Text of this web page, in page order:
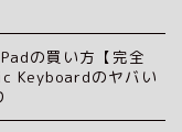
の買い方【完全
Keyboardのヤバい